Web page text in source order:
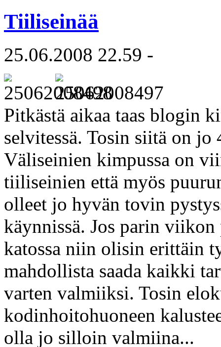
Tiiliseinää
25.06.2008 22.59 -
Pitkästä aikaa taas blogin
selvitessä. Tosin siitä on
Väliseinien kimpussa on
tiiliseinien että myös
olleet jo hyvän tovin
käynnissä. Jos parin viikon
katossa niin olisin erittäin
mahdollista saada kaikki
varten valmiiksi. Tosin
kodinhoitohuoneen
olla jo silloin valmiina...